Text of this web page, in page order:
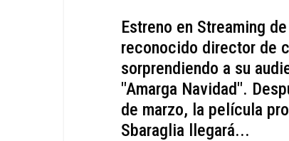
Estreno en Streaming
reconocido director de
sorprendiendo a su
"Amarga Navidad".
de marzo, la película
Sbaraglia llegará...